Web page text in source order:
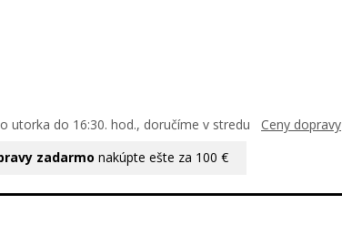
utorka do 16:30. hod., doručíme v stredu Ceny dopravy
zadarmo nakúpte ešte za 100 €